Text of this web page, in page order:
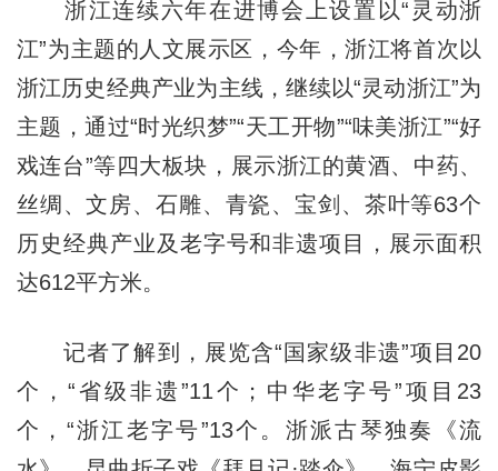
浙江连续六年在进博会上设置以“灵动浙
江”为主题的人文展示区，今年，浙江将首次以
浙江历史经典产业为主线，继续以“灵动浙江”为
主题，通过“时光织梦”“天工开物”“味美浙江”“好
戏连台”等四大板块，展示浙江的黄酒、中药、
丝绸、文房、石雕、青瓷、宝剑、茶叶等63个
历史经典产业及老字号和非遗项目，展示面积
达612平方米。
记者了解到，展览含“国家级非遗”项目20
个，“省级非遗”11个；中华老字号”项目23
个，“浙江老字号”13个。浙派古琴独奏《流